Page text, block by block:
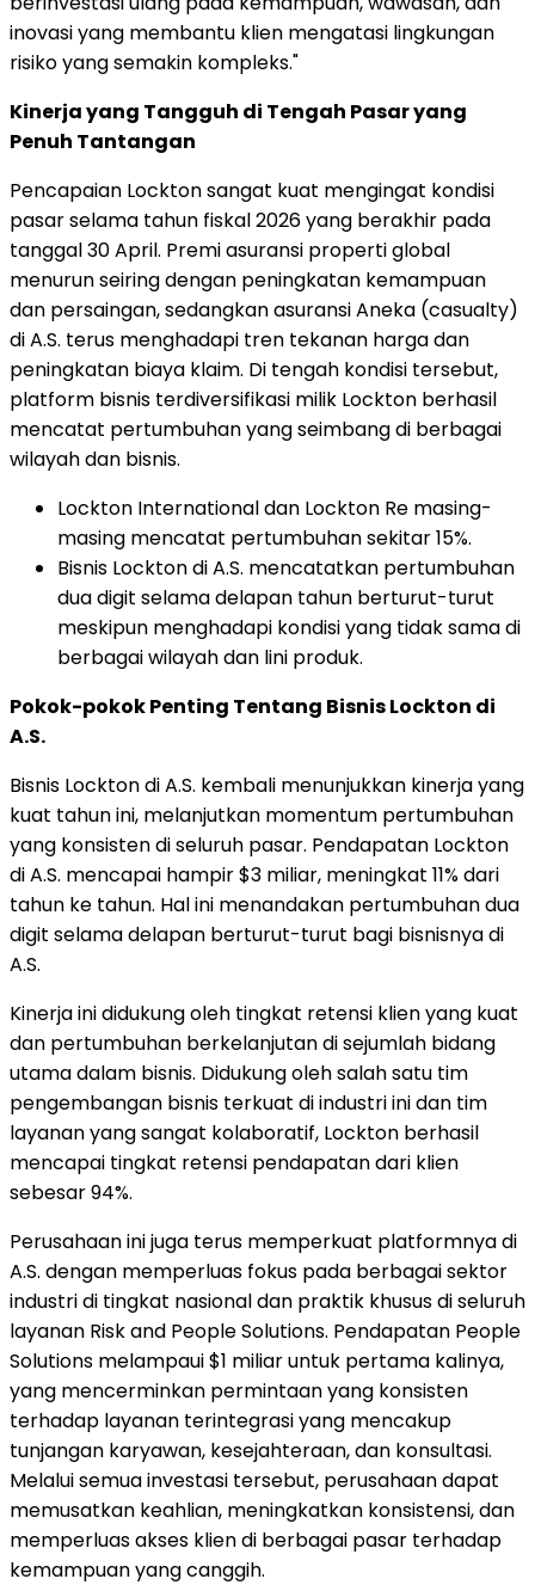
inovasi yang membantu klien mengatasi lingkungan
risiko yang semakin kompleks."
Kinerja yang Tangguh di Tengah Pasar yang
Penuh Tantangan
Pencapaian Lockton sangat kuat mengingat kondisi
pasar selama tahun fiskal 2026 yang berakhir pada
tanggal 30 April. Premi asuransi properti global
menurun seiring dengan peningkatan kemampuan
dan persaingan, sedangkan asuransi Aneka (casualty)
di A.S. terus menghadapi tren tekanan harga dan
peningkatan biaya klaim. Di tengah kondisi tersebut,
platform bisnis terdiversifikasi milik Lockton berhasil
mencatat pertumbuhan yang seimbang di berbagai
wilayah dan bisnis.
Lockton International dan Lockton Re masing-
masing mencatat pertumbuhan sekitar 15%.
Bisnis Lockton di A.S. mencatatkan pertumbuhan
dua digit selama delapan tahun berturut-turut
meskipun menghadapi kondisi yang tidak sama di
berbagai wilayah dan lini produk.
Pokok-pokok Penting Tentang Bisnis Lockton di
A.S.
Bisnis Lockton di A.S. kembali menunjukkan kinerja yang
kuat tahun ini, melanjutkan momentum pertumbuhan
yang konsisten di seluruh pasar. Pendapatan Lockton
di A.S. mencapai hampir $3 miliar, meningkat 11% dari
tahun ke tahun. Hal ini menandakan pertumbuhan dua
digit selama delapan berturut-turut bagi bisnisnya di
A.S.
Kinerja ini didukung oleh tingkat retensi klien yang kuat
dan pertumbuhan berkelanjutan di sejumlah bidang
utama dalam bisnis. Didukung oleh salah satu tim
pengembangan bisnis terkuat di industri ini dan tim
layanan yang sangat kolaboratif, Lockton berhasil
mencapai tingkat retensi pendapatan dari klien
sebesar 94%.
Perusahaan ini juga terus memperkuat platformnya di
A.S. dengan memperluas fokus pada berbagai sektor
industri di tingkat nasional dan praktik khusus di seluruh
layanan Risk and People Solutions. Pendapatan People
Solutions melampaui $1 miliar untuk pertama kalinya,
yang mencerminkan permintaan yang konsisten
terhadap layanan terintegrasi yang mencakup
tunjangan karyawan, kesejahteraan, dan konsultasi.
Melalui semua investasi tersebut, perusahaan dapat
memusatkan keahlian, meningkatkan konsistensi, dan
memperluas akses klien di berbagai pasar terhadap
kemampuan yang canggih.